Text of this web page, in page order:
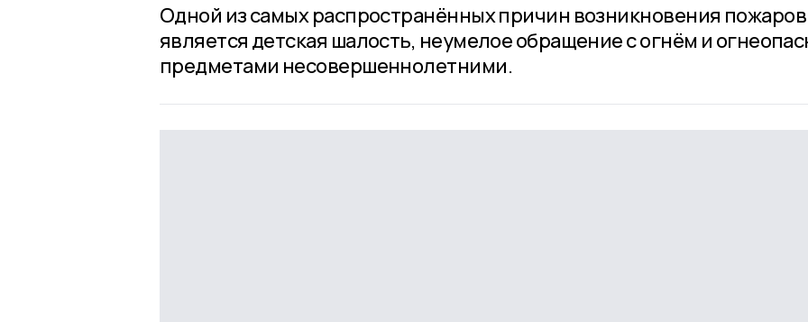
Одной из самых распространённых причин возникновения пожаров
является детская шалость, неумелое обращение с огнём и
предметами несовершеннолетними.